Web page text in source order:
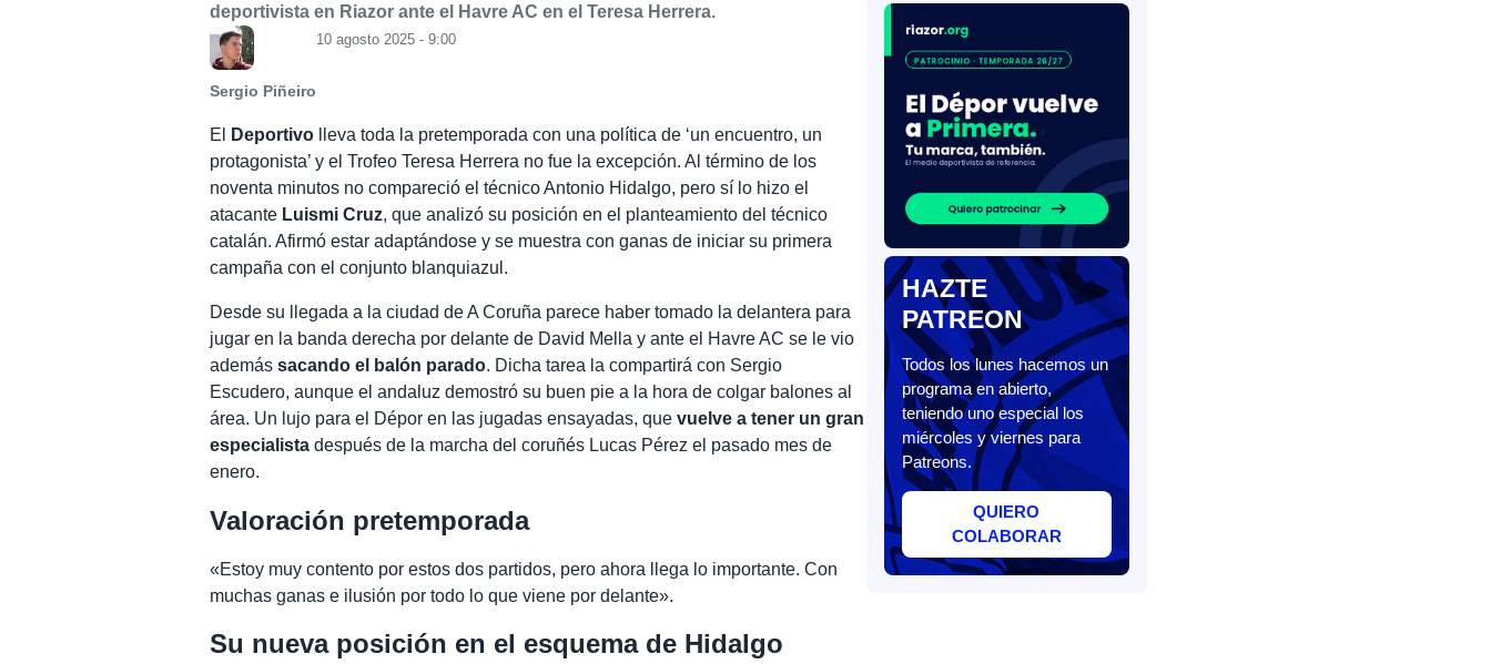
deportivista en Riazor ante el Havre AC en el Teresa Herrera.
Sergio Piñeiro
10 agosto 2025 - 9:00
El Deportivo lleva toda la pretemporada con una política de ‘un encuentro, un
protagonista’ y el Trofeo Teresa Herrera no fue la excepción. Al término de los
noventa minutos no compareció el técnico Antonio Hidalgo, pero sí lo hizo el
atacante Luismi Cruz, que analizó su posición en el planteamiento del técnico
catalán. Afirmó estar adaptándose y se muestra con ganas de iniciar su primera
campaña con el conjunto blanquiazul.
Desde su llegada a la ciudad de A Coruña parece haber tomado la delantera para
jugar en la banda derecha por delante de David Mella y ante el Havre AC se le vio
ademássacando el balón parado. Dicha tarea la compartirá con Sergio
Escudero, aunque el andaluz demostró su buen pie a la hora de colgar balones al
área. Un lujo para el Dépor en las jugadas ensayadas, quevuelve a tener un gran
especialista después de la marcha del coruñés Lucas Pérez el pasado mes de
enero.
Valoración pretemporada
«Estoy muy contento por estos dos partidos, pero ahora llega lo importante. Con
muchas ganas e ilusión por todo lo que viene por delante».
Su nueva posición en el esquema de Hidalgo
HAZTE
PATREON
Todos los lunes hacemos un
programa en abierto,
teniendo uno especial los
miércoles y viernes para
Patreons.
QUIERO
COLABORAR